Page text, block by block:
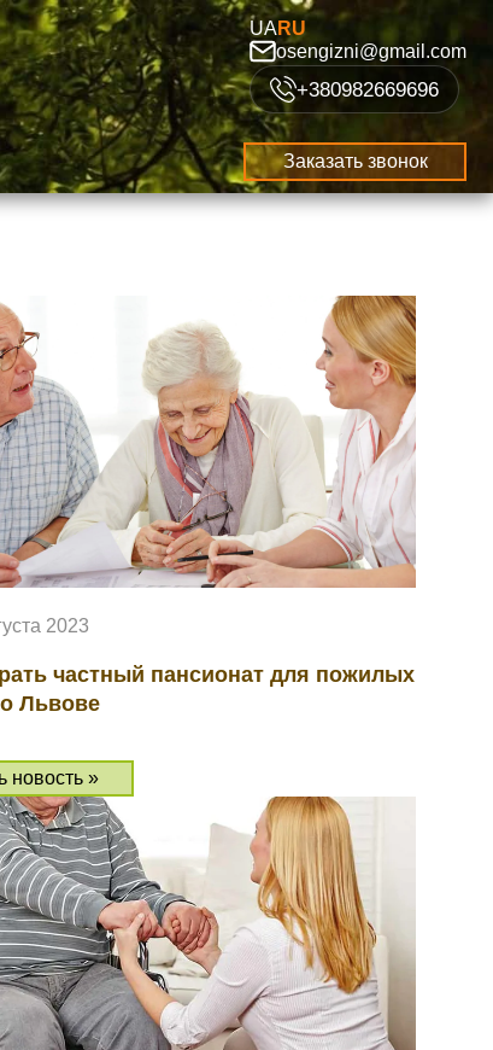
UARU
osengizni@gmail.com
+380982669696
Заказать звонок
2023
частный пансионат для пожилых
Львове
новость »